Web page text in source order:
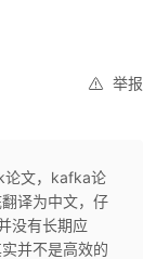
举报
论文，kafka论
译为中文，仔
没有长期应
并不是高效的